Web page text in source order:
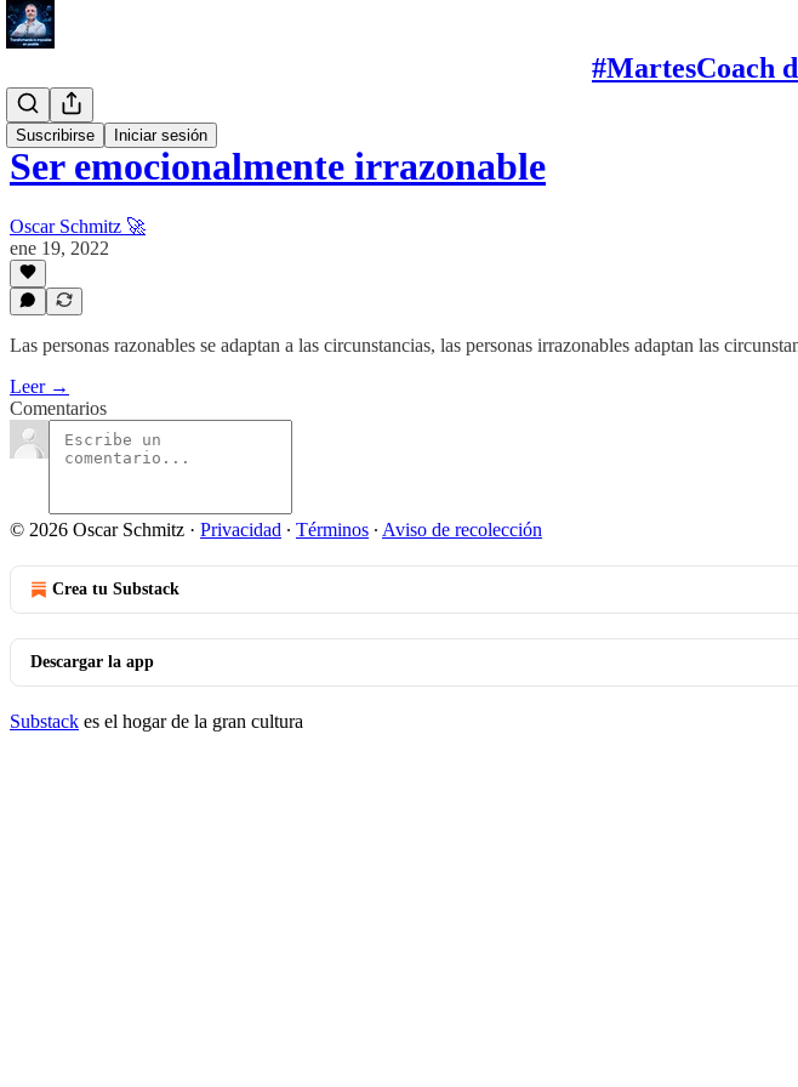
#MartesCoach
Suscribirse Iniciar sesión
#Proposito
Ser emocionalmente irrazonable
Oscar Schmitz 🚀
ene 19, 2022
Las personas razonables se adaptan a las circunstancias, las personas irrazonables adaptan las
Leer →
Comentarios
© 2026 Oscar Schmitz · Privacidad ∙ Términos ∙ Aviso de recolección
Crea tu Substack
Descargar la app
Substack es el hogar de la gran cultura